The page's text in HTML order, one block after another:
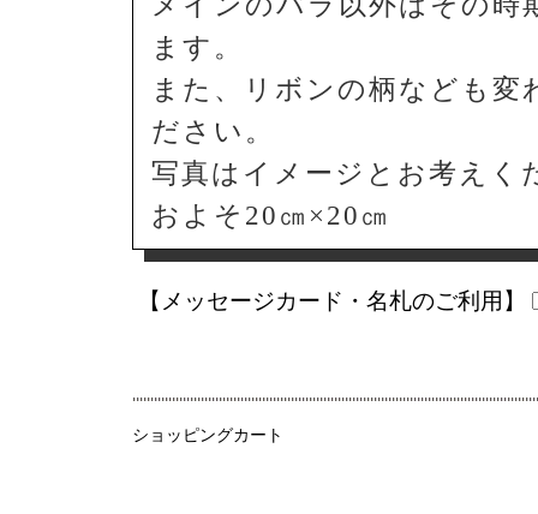
ます。
また、リボンの柄なども
ださい。
写真はイメージとお考えく
およそ20㎝×20㎝
【メッセージカード・名札のご利用】
ショッピングカート